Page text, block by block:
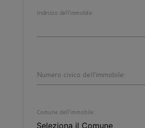
Indirizzo dell'immobile:
Numero civico dell'immobile:
Comune dell'immobile: